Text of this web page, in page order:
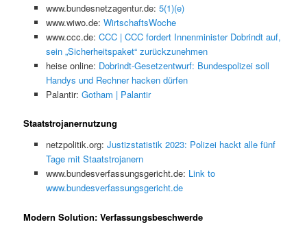
www.bundesnetzagentur.de: 5(1)(e)
www.wiwo.de: WirtschaftsWoche
www.ccc.de: CCC | CCC fordert Innenminister Dobrindt auf,
sein „Sicherheitspaket“ zurückzunehmen
heise online: Dobrindt-Gesetzentwurf: Bundespolizei soll
Handys und Rechner hacken dürfen
Palantir: Gotham | Palantir
Staatstrojanernutzung
netzpolitik.org: Justizstatistik 2023: Polizei hackt alle fünf
Tage mit Staatstrojanern
www.bundesverfassungsgericht.de: Link to
www.bundesverfassungsgericht.de
Modern Solution: Verfassungsbeschwerde